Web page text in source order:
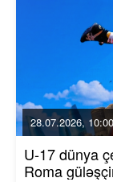
28.07.2026, 10:00
U-17 dünya
Roma